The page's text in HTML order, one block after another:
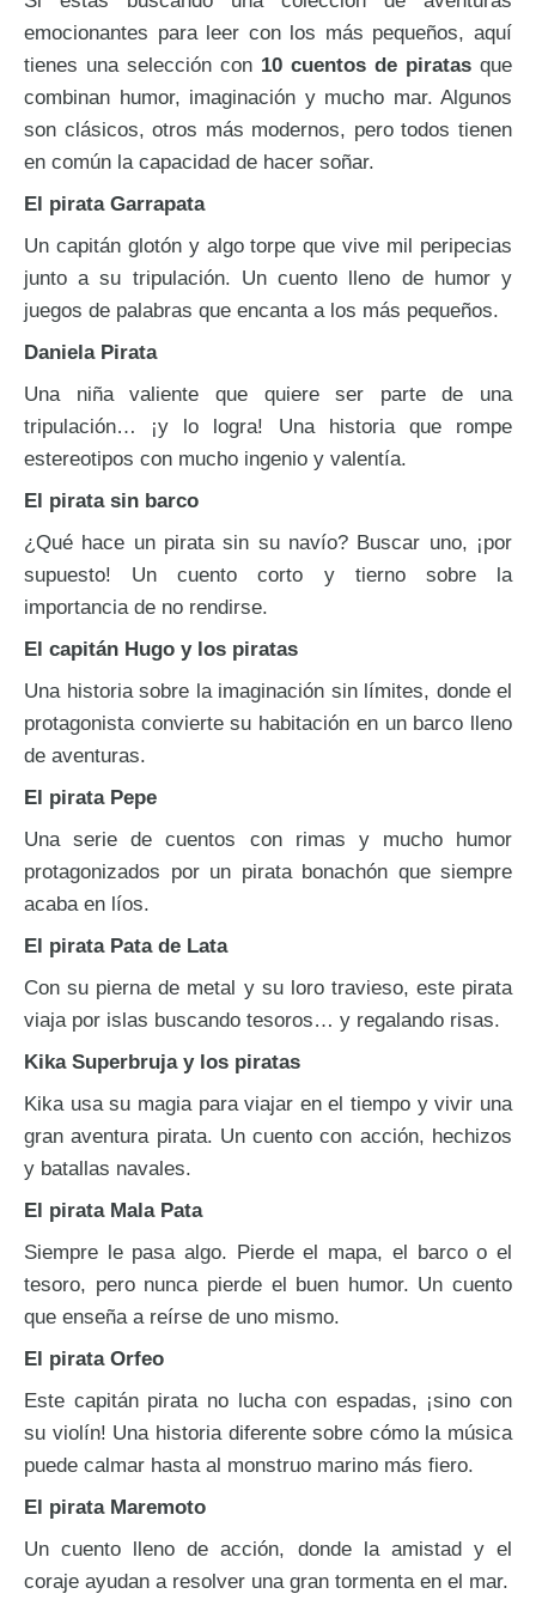
emocionantes para leer con los más pequeños, aquí
tienes una selección con 10 cuentos de piratas que
combinan humor, imaginación y mucho mar. Algunos
son clásicos, otros más modernos, pero todos tienen
en común la capacidad de hacer soñar.
El pirata Garrapata
Un capitán glotón y algo torpe que vive mil peripecias
junto a su tripulación. Un cuento lleno de humor y
juegos de palabras que encanta a los más pequeños.
Daniela Pirata
Una niña valiente que quiere ser parte de una
tripulación… ¡y lo logra! Una historia que rompe
estereotipos con mucho ingenio y valentía.
El pirata sin barco
¿Qué hace un pirata sin su navío? Buscar uno, ¡por
supuesto! Un cuento corto y tierno sobre la
importancia de no rendirse.
El capitán Hugo y los piratas
Una historia sobre la imaginación sin límites, donde el
protagonista convierte su habitación en un barco lleno
de aventuras.
El pirata Pepe
Una serie de cuentos con rimas y mucho humor
protagonizados por un pirata bonachón que siempre
acaba en líos.
El pirata Pata de Lata
Con su pierna de metal y su loro travieso, este pirata
viaja por islas buscando tesoros… y regalando risas.
Kika Superbruja y los piratas
Kika usa su magia para viajar en el tiempo y vivir una
gran aventura pirata. Un cuento con acción, hechizos
y batallas navales.
El pirata Mala Pata
Siempre le pasa algo. Pierde el mapa, el barco o el
tesoro, pero nunca pierde el buen humor. Un cuento
que enseña a reírse de uno mismo.
El pirata Orfeo
Este capitán pirata no lucha con espadas, ¡sino con
su violín! Una historia diferente sobre cómo la música
puede calmar hasta al monstruo marino más fiero.
El pirata Maremoto
Un cuento lleno de acción, donde la amistad y el
coraje ayudan a resolver una gran tormenta en el mar.